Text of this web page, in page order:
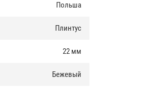
Польша
Плинтус
22 мм
Бежевый